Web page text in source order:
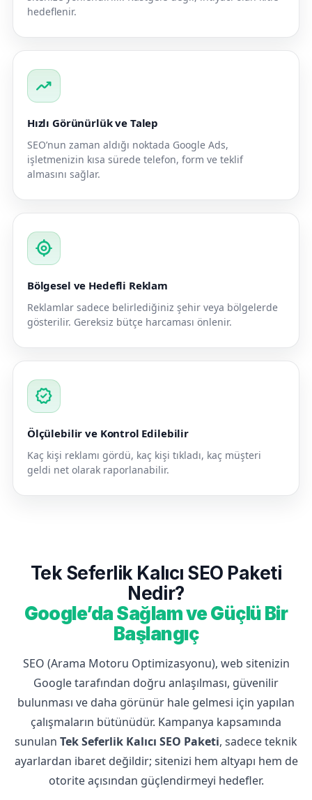
hedeflenir.
trending_up
Hızlı Görünürlük ve Talep
SEO’nun zaman aldığı noktada Google Ads,
işletmenizin kısa sürede telefon, form ve teklif
almasını sağlar.
my_location
Bölgesel ve Hedefli Reklam
Reklamlar sadece belirlediğiniz şehir veya bölgelerde
gösterilir. Gereksiz bütçe harcaması önlenir.
verified
Ölçülebilir ve Kontrol Edilebilir
Kaç kişi reklamı gördü, kaç kişi tıkladı, kaç müşteri
geldi net olarak raporlanabilir.
Tek Seferlik Kalıcı SEO Paketi
Nedir?
Google’da Sağlam ve Güçlü Bir
Başlangıç
SEO (Arama Motoru Optimizasyonu), web sitenizin
Google tarafından doğru anlaşılması, güvenilir
bulunması ve daha görünür hale gelmesi için yapılan
çalışmaların bütünüdür. Kampanya kapsamında
sunulan Tek Seferlik Kalıcı SEO Paketi, sadece teknik
ayarlardan ibaret değildir; sitenizi hem altyapı hem de
otorite açısından güçlendirmeyi hedefler.